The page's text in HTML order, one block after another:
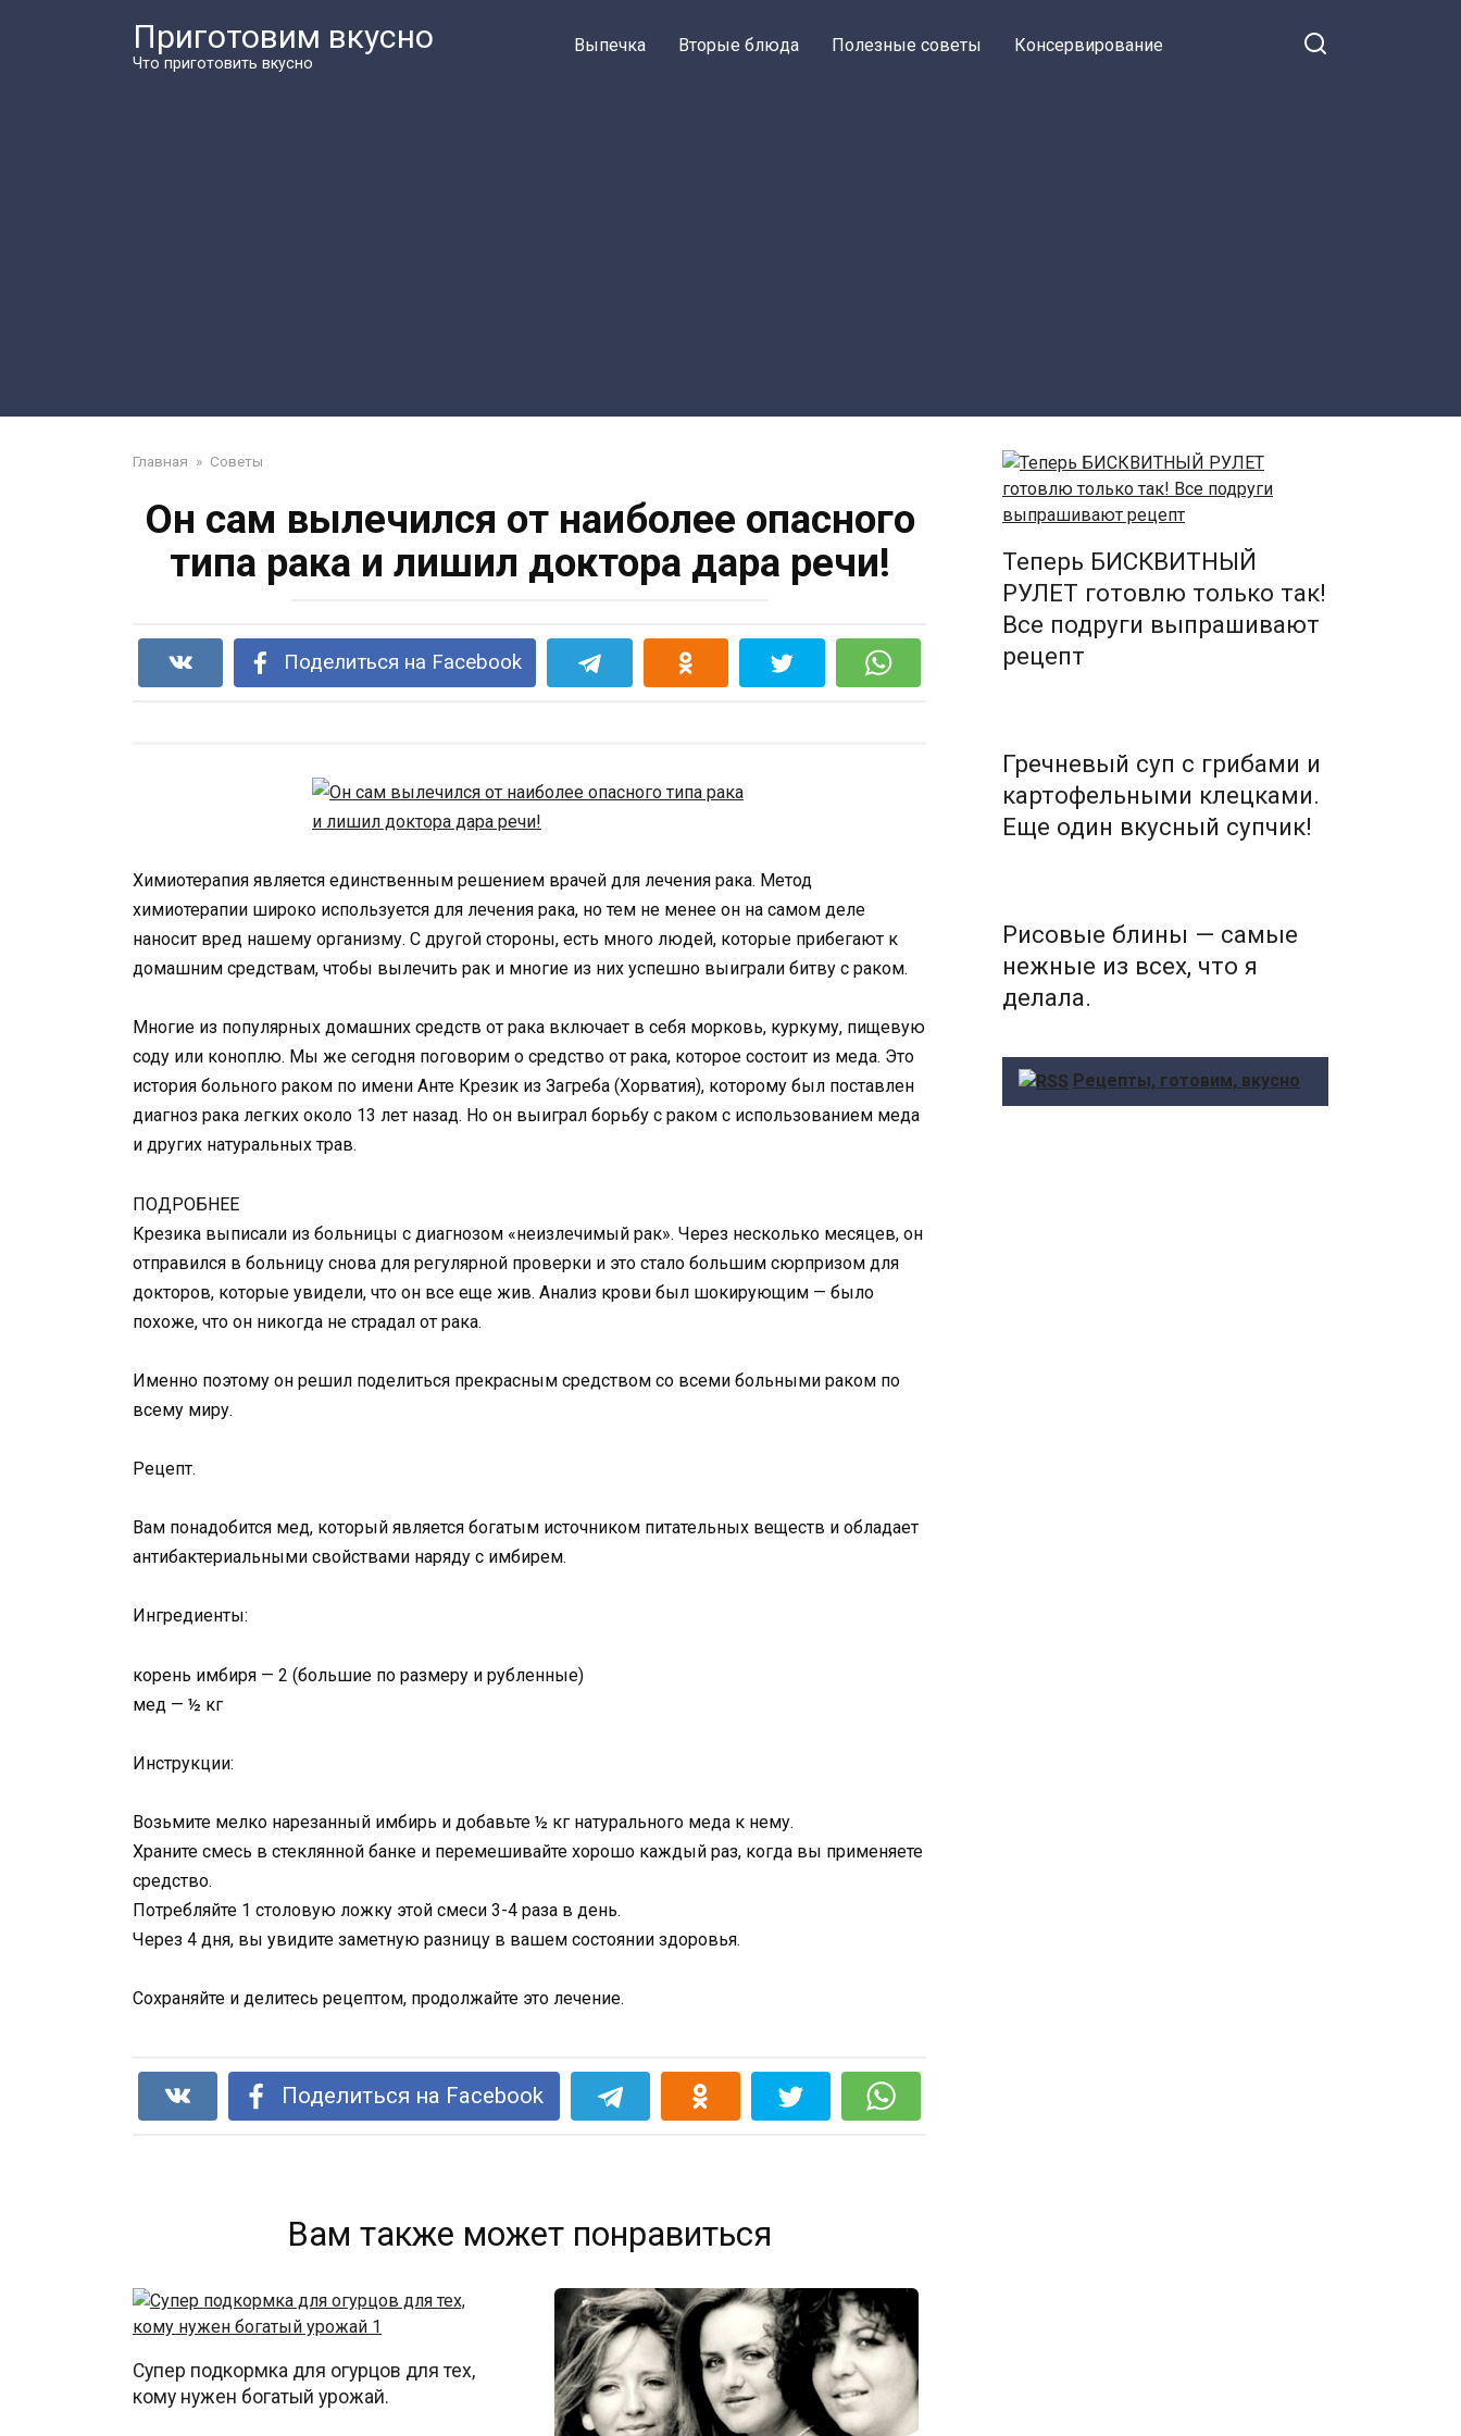
Приготовим вкусно
Что приготовить вкусно
Выпечка Вторые блюда Полезные советы Консервирование
Главная » Советы
Он сам вылечился от наиболее опасного
типа рака и лишил доктора дара речи!
Поделиться на Facebook
Химиотерапия является единственным решением врачей для лечения рака. Метод
химиотерапии широко используется для лечения рака, но тем не менее он на самом деле
наносит вред нашему организму. С другой стороны, есть много людей, которые прибегают к
домашним средствам, чтобы вылечить рак и многие из них успешно выиграли битву с раком.
Многие из популярных домашних средств от рака включает в себя морковь, куркуму, пищевую
соду или коноплю. Мы же сегодня поговорим о средство от рака, которое состоит из меда. Это
история больного раком по имени Анте Крезик из Загреба (Хорватия), которому был поставлен
диагноз рака легких около 13 лет назад. Но он выиграл борьбу с раком с использованием меда
и других натуральных трав.
ПОДРОБНЕЕ
Крезика выписали из больницы с диагнозом «неизлечимый рак». Через несколько месяцев, он
отправился в больницу снова для регулярной проверки и это стало большим сюрпризом для
докторов, которые увидели, что он все еще жив. Анализ крови был шокирующим — было
похоже, что он никогда не страдал от рака.
Именно поэтому он решил поделиться прекрасным средством со всеми больными раком по
всему миру.
Рецепт.
Вам понадобится мед, который является богатым источником питательных веществ и обладает
антибактериальными свойствами наряду с имбирем.
Ингредиенты:
корень имбиря — 2 (большие по размеру и рубленные)
мед — ½ кг
Инструкции:
Возьмите мелко нарезанный имбирь и добавьте ½ кг натурального меда к нему.
Храните смесь в стеклянной банке и перемешивайте хорошо каждый раз, когда вы применяете
средство.
Потребляйте 1 столовую ложку этой смеси 3-4 раза в день.
Через 4 дня, вы увидите заметную разницу в вашем состоянии здоровья.
Сохраняйте и делитесь рецептом, продолжайте это лечение.
Поделиться на Facebook
Вам также может понравиться
Супер подкормка для огурцов для тех,
кому нужен богатый урожай.
Теперь БИСКВИТНЫЙ
РУЛЕТ готовлю только так!
Все подруги выпрашивают
рецепт
Гречневый суп с грибами и
картофельными клецками.
Еще один вкусный супчик!
Рисовые блины — самые
нежные из всех, что я
делала.
Рецепты, готовим, вкусно